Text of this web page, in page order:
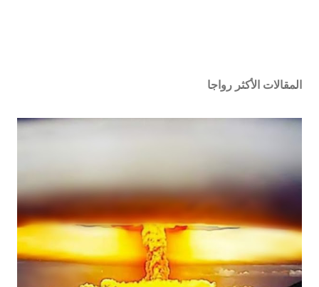
المقالات الأكثر رواجا